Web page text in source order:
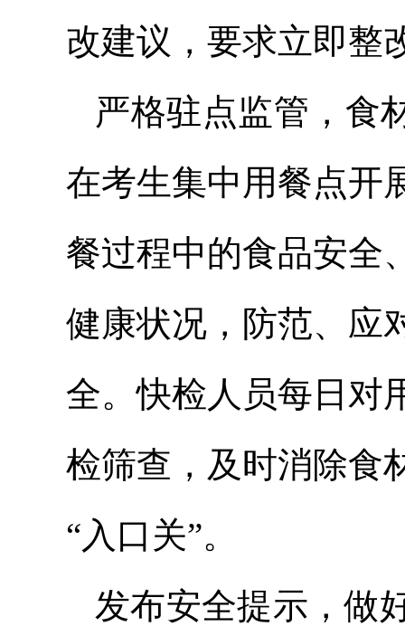
改建议，要求立即整
严格驻点监管，食
在考生集中用餐点开
餐过程中的食品安全
健康状况，防范、应
全。快检人员每日对
检筛查，及时消除食
“入口关”。
发布安全提示，做